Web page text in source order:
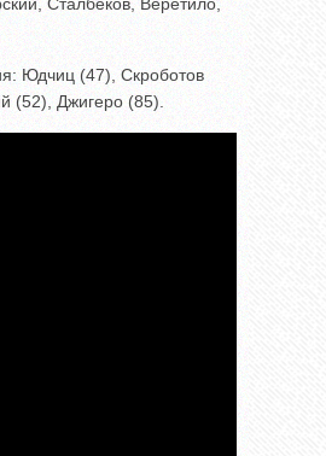
Юдчиц (47), Скроботов
(52), Джигеро (85).